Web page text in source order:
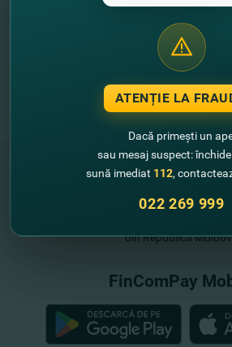
"FinComBank" S.A. este
din Republica
FinComPay
ATENȚIE LA
Dacă primești un
sau mesaj suspect:
sună imediat 112,
022 269 999